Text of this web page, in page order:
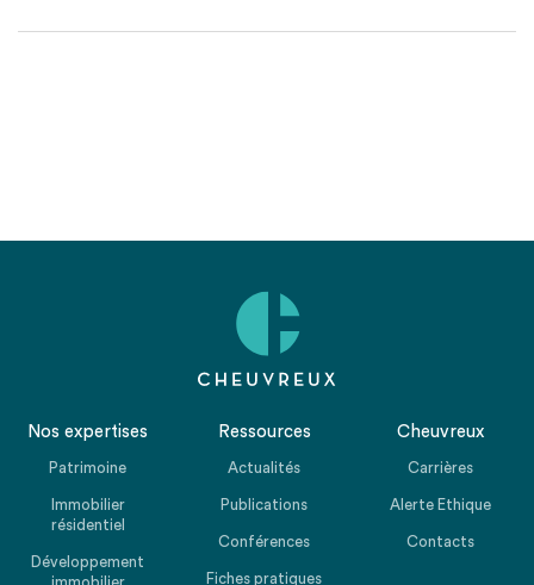
Nos expertises
Patrimoine
Immobilier
résidentiel
Développement
Ressources
Actualités
Publications
Conférences
Fiches pratiques
Cheuvreux
Carrières
Alerte Ethique
Contacts